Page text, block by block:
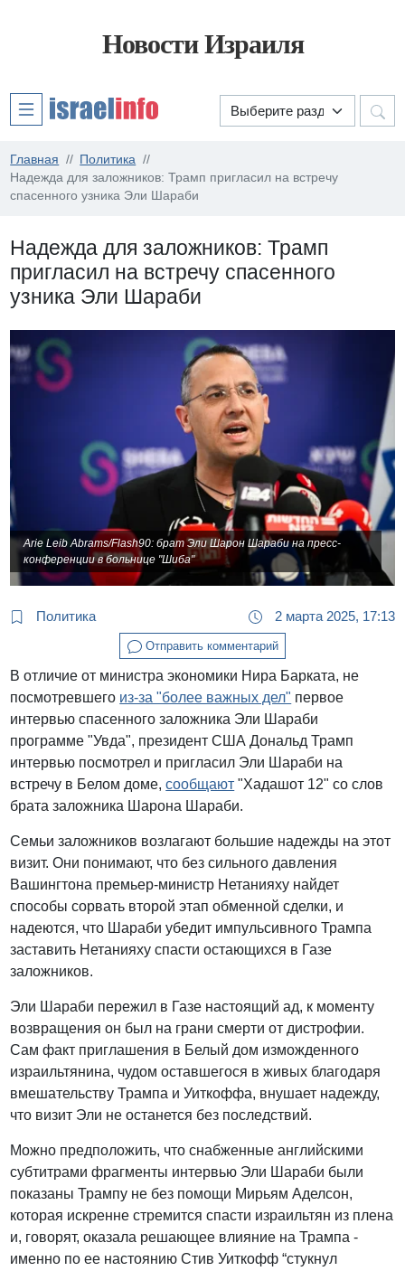
Новости Израиля
Главная
Политика
Надежда для заложников: Трамп пригласил на встречу
спасенного узника Эли Шараби
Надежда для заложников: Трамп
пригласил на встречу спасенного
узника Эли Шараби
Arie Leib Abrams/Flash90: брат Эли Шарон Шараби на пресс-
конференции в больнице "Шиба"
Политика 2 марта 2025, 17:13
Отправить комментарий
В отличие от министра экономики Нира Барката, не
посмотревшего из-за "более важных дел" первое
интервью спасенного заложника Эли Шараби
программе "Увда", президент США Дональд Трамп
интервью посмотрел и пригласил Эли Шараби на
встречу в Белом доме,сообщают "Хадашот 12" со слов
брата заложника Шарона Шараби.
Семьи заложников возлагают большие надежды на этот
визит. Они понимают, что без сильного давления
Вашингтона премьер-министр Нетанияху найдет
способы сорвать второй этап обменной сделки, и
надеются, что Шараби убедит импульсивного Трампа
заставить Нетанияху спасти остающихся в Газе
заложников.
Эли Шараби пережил в Газе настоящий ад, к моменту
возвращения он был на грани смерти от дистрофии.
Сам факт приглашения в Белый дом изможденного
израильтянина, чудом оставшегося в живых благодаря
вмешательству Трампа и Уиткоффа, внушает надежду,
что визит Эли не останется без последствий.
Можно предположить, что снабженные английскими
субтитрами фрагменты интервью Эли Шараби были
показаны Трампу не без помощи Мирьям Аделсон,
которая искренне стремится спасти израильтян из плена
и, говорят, оказала решающее влияние на Трампа -
именно по ее настоянию Стив Уиткофф “стукнул